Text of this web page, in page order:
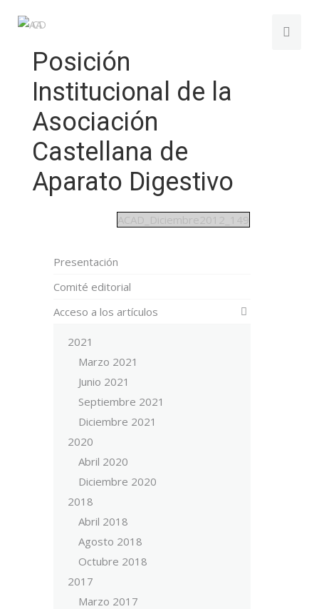
Posición
Institucional de la
Asociación
Castellana de
Aparato Digestivo
ACAD_Diciembre2012_149
Presentación
Comité editorial
Acceso a los artículos
2021
Marzo 2021
Junio 2021
Septiembre 2021
Diciembre 2021
2020
Abril 2020
Diciembre 2020
2018
Abril 2018
Agosto 2018
Octubre 2018
2017
Marzo 2017